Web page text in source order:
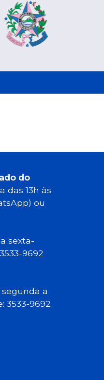
do
das 13h às
ou
sexta-
9692
segunda a
3533-9692